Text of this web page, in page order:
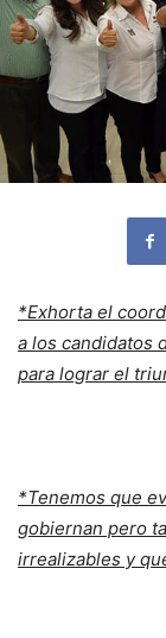
*Exhorta el
a los candidatos
para lograr el
*Tenemos que
gobiernan pero
irrealizables y